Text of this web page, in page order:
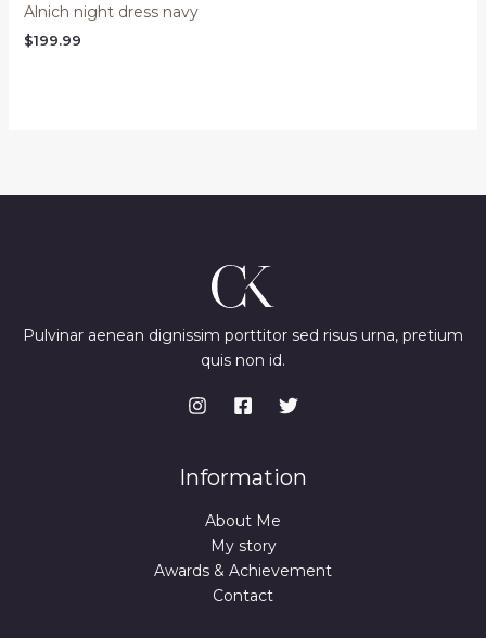
Alnich night dress navy
$199.99
Pulvinar aenean dignissim porttitor sed risus urna, pretium
quis non id.
Information
About Me
My story
Awards & Achievement
Contact